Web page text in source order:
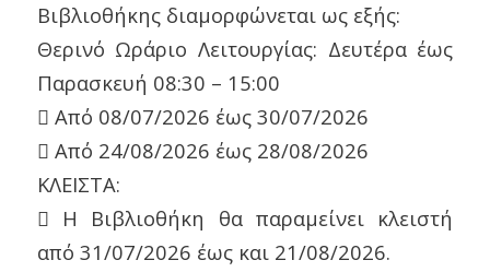
Βιβλιοθήκης διαμορφώνεται ως εξής:
Θερινό Ωράριο Λειτουργίας: Δευτέρα έως
Παρασκευή 08:30 – 15:00
 Από 08/07/2026 έως 30/07/2026
 Από 24/08/2026 έως 28/08/2026
ΚΛΕΙΣΤΑ:
 Η Βιβλιοθήκη θα παραμείνει κλειστή
από 31/07/2026 έως και 21/08/2026.